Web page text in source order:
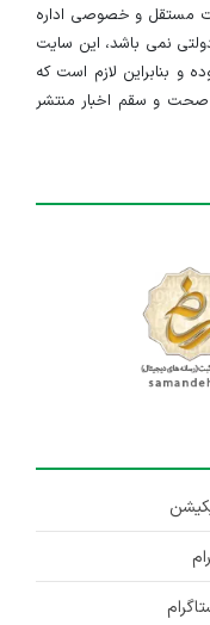
مستقل و خصوصی اداره
نمی باشد، این سایت
و بنابراین لازم است که
صحت و سقم اخبار منتشر